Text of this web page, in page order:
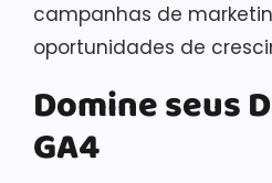
campanhas de
oportunidades de
Domine seus
GA4